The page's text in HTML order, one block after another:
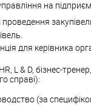
на
проведення
для керівника
L & D, бізнес-
справі):
(за